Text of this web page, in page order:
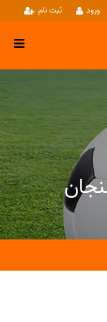
ثبت نام ورود